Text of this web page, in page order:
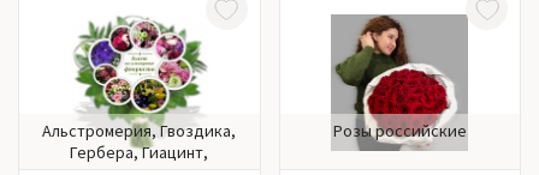
Альстромерия, Гвоздика,
Гербера, Гиацинт,
Розы российские